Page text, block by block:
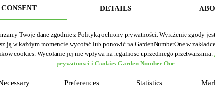
CONSENT DETAILS
Twoje dane zgodnie z Polityką ochrony prywatności. Wyrażenie zgody
ją w każdym momencie wycofać lub ponowić na GardenNumberOne w
cookies. Wycofanie jej nie wpływa na legalność uprzedniego przetwarzania.
prywatnosci i Cookies Garden Number One
Preferences Statistics